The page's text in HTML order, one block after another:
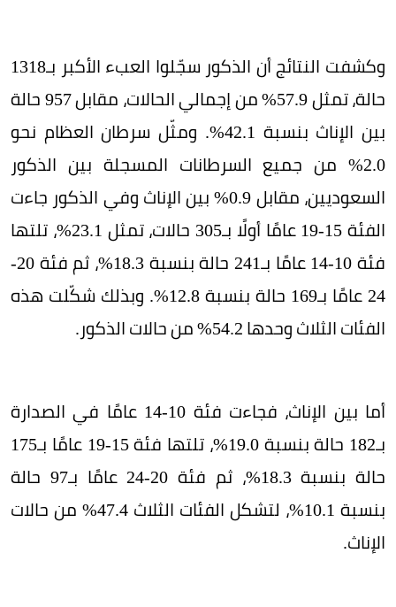
وكشفت النتائج أن الذكور سجّلوا العبء الأكبر بـ1318
حالة، تمثل 57.9% من إجمالي الحالات، مقابل 957 حالة
بين الإناث بنسبة 42.1%. ومثّل سرطان العظام نحو
2.0% من جميع السرطانات المسجلة بين الذكور
السعوديين، مقابل 0.9% بين الإناث وفي الذكور جاءت
الفئة 15-19 عامًا أولًا بـ305 حالات، تمثل 23.1%، تلتها
فئة 10-14 عامًا بـ241 حالة بنسبة 18.3%، ثم فئة 20-
24 عامًا بـ169 حالة بنسبة 12.8%. وبذلك شكّلت هذه
الفئات الثلاث وحدها 54.2% من حالات الذكور.
أما بين الإناث، فجاءت فئة 10-14 عامًا في الصدارة
بـ182 حالة بنسبة 19.0%، تلتها فئة 15-19 عامًا بـ175
حالة بنسبة 18.3%، ثم فئة 20-24 عامًا بـ97 حالة
بنسبة 10.1%، لتشكل الفئات الثلاث 47.4% من حالات
الإناث.